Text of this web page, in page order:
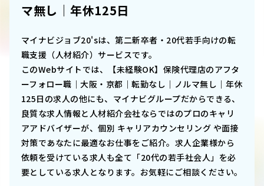
マ無し｜年休125日
マイナビジョブ20'sは、第二新卒者・20代若手向けの転
職支援（人材紹介）サービスです。
このWebサイトでは、
【未経験OK】保険代理店のアフタ
ーフォロー職｜大阪・京都｜転勤なし｜ノルマ無し｜年休
125日 の求人の他にも、マイナビグループだからできる、
良質な求人情報と人材紹介会社ならではのプロのキャリ
アアドバイザーが、個別 キャリアカウンセリング や面接
対策であなたに最適なお仕事をご紹介。求人企業様から
依頼を受けている求人も全て「20代の若手社会人」を必
要としている求人となります。お気軽にご相談ください。